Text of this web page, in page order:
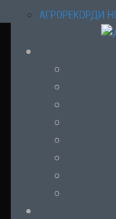
АГРОРЕКОРДИ